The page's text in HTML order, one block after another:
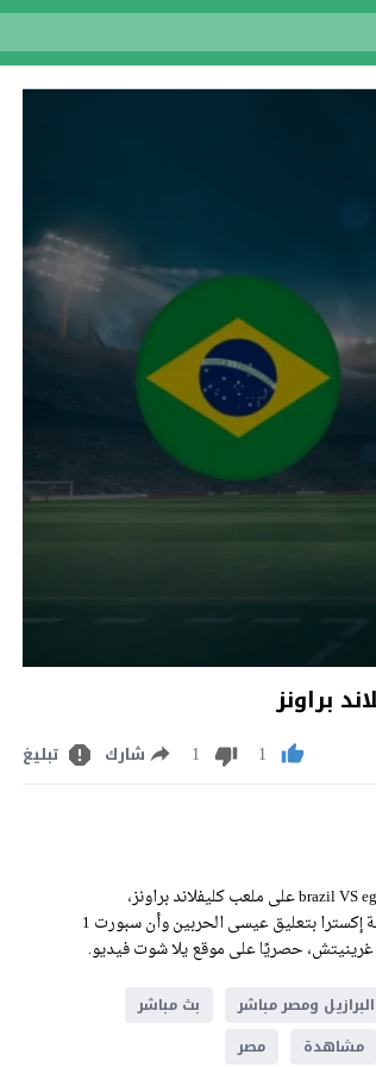
1
1 شارك تبليغ
مشاهدة مباراة البرازيل ومصر بث مباشر اليوم السبت 6-6-2026 ضمن مباراة ودية brazil VS egypt Live Stream على ملعب كليفلاند براونز،
وسيكون اللقاء منقولًا عبر قناة أبو ظبي الرياضية 1 إتش دي بتعليق عامر عبدالله وأبو ظبي الرياضية إكسترا بتعليق عيسى الحربين وأن سبورت 1
البرازيل ومصر مباشر
بث مباشر
مشاهدة مصر